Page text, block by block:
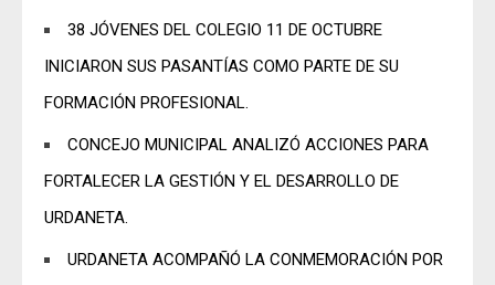
38 JÓVENES DEL COLEGIO 11 DE OCTUBRE
INICIARON SUS PASANTÍAS COMO PARTE DE SU
FORMACIÓN PROFESIONAL.
CONCEJO MUNICIPAL ANALIZÓ ACCIONES PARA
FORTALECER LA GESTIÓN Y EL DESARROLLO DE
URDANETA.
URDANETA ACOMPAÑÓ LA CONMEMORACIÓN POR